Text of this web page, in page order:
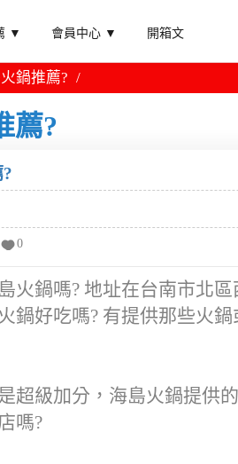
▼ 會員中心 ▼ 開箱文
鍋推薦?
薦?
0
火鍋嗎? 地址在台南市北
鍋好吃嗎? 有提供那些火鍋
超級加分，海島火鍋提供
嗎?